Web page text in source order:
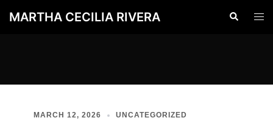
MARTHA CECILIA RIVERA Search
MARCH 12, 2026 UNCATEGORIZED